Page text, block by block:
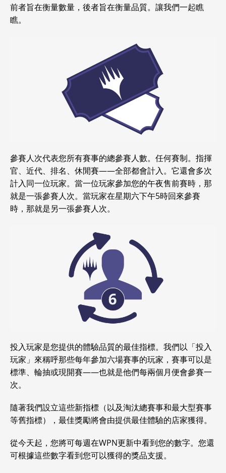
前者旨在衡量數量，後者旨在衡量品質。讓我們一起瞧
瞧。
參賽人次代表您所有賽事的總參賽人數。任何賽制。指揮
官、近代、排名、休閒賽——全部都會計入。它還會多次
計入同一位玩家。當一位玩家參加您的午夜售前賽時，那
就是一張參賽人次。當玩家在星期六下午5時回來參賽
時，那就是另一張參賽人次。
投入玩家是您提供的體驗品質的最佳指標。我們以「投入
玩家」來稱呼那些每年參加六場賽事的玩家，賽事可以是
標準、輪抽或現開賽——也就是他們每兩個月便會參賽一
次。
隨著我們設立這些新指標（以及淘汰總賽事和最大型賽事
等舊指標），最佳獎勵將會由提供最佳體驗的店家獲得。
從今天起，您將可每週在WPN更新中看到您的數字。您還
可根據這些數字看到您可以獲得的獎品支援。